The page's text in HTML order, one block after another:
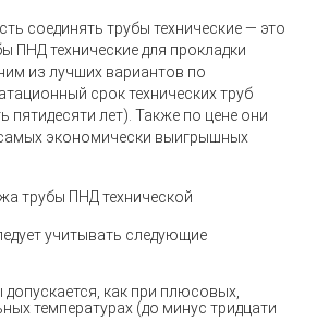
соединять трубы технические— это
ПНД технические для прокладки
из лучших вариантов по
сроктехнических труб
пятидесяти лет). Также по цене они
экономически выигрышных
трубы ПНД технической
учитывать следующие
как при плюсовых,
температурах (до минус тридцати